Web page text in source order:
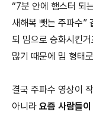
“7분 안에 햄스터 되
새해복 뺏는 주파수”
되 밈으로 승화시킨
많기 때문에 밈 형태
결국 주파수 영상이
아니라 요즘 사람들